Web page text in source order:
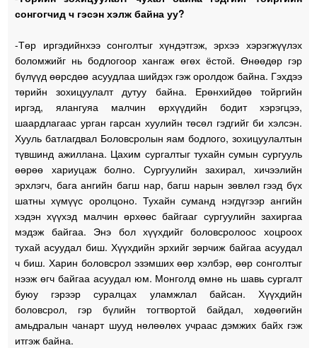
сонгогчид ч гэсэн хэлж байна уу?
-Төр иргэдийнхээ сонголтыг хүндэтгэж, эрхээ хэрэгжүүлэх
боломжийг нь бодлогоор хангаж өгөх ёстой. Өнөөдөр гэр
бүлүүд өөрсдөө асуудлаа шийдэх гэж оролдож байна. Гэхдээ
төрийн зохицуулалт дутуу байна. Ерөнхийдөө тойргийн
иргэд, ялангуяа малчин өрхүүдийн бодит хэрэгцээ,
шаардлагаас урган гарсан хуулийн төсөл гэдгийг би хэлсэн.
Хууль батлагдвал Боловсролын яам бодлого, зохицуулалтын
түвшинд ажиллана. Цахим сургалтыг тухайн сумын сургууль
өөрөө хариуцаж болно. Сургуулийн захирал, хичээлийн
эрхлэгч, бага ангийн багш нар, багш нарын зөвлөл гээд бүх
шатны хүмүүс оролцоно. Тухайн суманд нэгдүгээр ангийн
хэдэн хүүхэд малчин өрхөөс байгааг сургуулийн захиргаа
мэдэж байгаа. Энэ бол хүүхдийг боловсролоос хоцроох
тухай асуудал биш. Хүүхдийн эрхийг зөрчиж байгаа асуудал
ч биш. Харин боловсрол эзэмших өөр хэлбэр, өөр сонголтыг
нээж өгч байгаа асуудал юм. Монголд өмнө нь шавь сургалт
буюу гэрээр суралцах уламжлал байсан. Хүүхдийн
боловсрол, гэр бүлийн тогтвортой байдал, хөдөөгийн
амьдралын чанарт шууд нөлөөлөх учраас дэмжих байх гэж
итгэж байна.